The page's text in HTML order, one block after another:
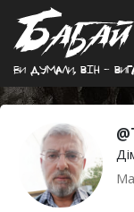
Ви думали, вiн -